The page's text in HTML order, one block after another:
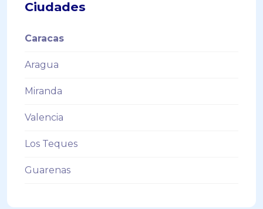
Ciudades
Caracas
Aragua
Miranda
Valencia
Los Teques
Guarenas